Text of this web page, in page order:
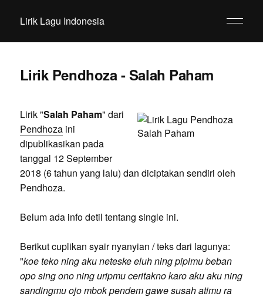
Lirik Lagu Indonesia
Lirik Pendhoza - Salah Paham
Lirik "Salah Paham" dari
Pendhozaini
dipublikasikan pada
tanggal 12 September
2018 (6 tahun yang lalu) dan diciptakan sendiri oleh
Pendhoza.
Belum ada info detil tentang single ini.
Berikut cuplikan syair nyanyian / teks dari lagunya:
"koe teko ning aku neteske eluh ning pipimu beban
opo sing ono ning uripmu ceritakno karo aku aku ning
sandingmu ojo mbok pendem gawe susah atimu ra